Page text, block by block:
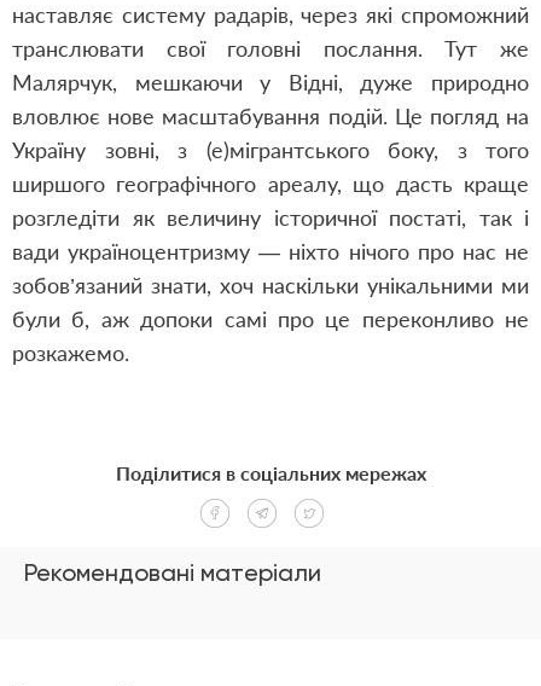
наставляє систему радарів, через які спроможний
транслювати свої головні послання. Тут же
Малярчук, мешкаючи у Відні, дуже природно
вловлює нове масштабування подій. Це погляд на
Україну зовні, з (е)мігрантського боку, з того
ширшого географічного ареалу, що дасть краще
розгледіти як величину історичної постаті, так і
вади україноцентризму — ніхто нічого про нас не
зобов’язаний знати, хоч наскільки унікальними ми
були б, аж допоки самі про це переконливо не
розкажемо.
Рекомендовані матеріали
Поділитися в соціальних мережах